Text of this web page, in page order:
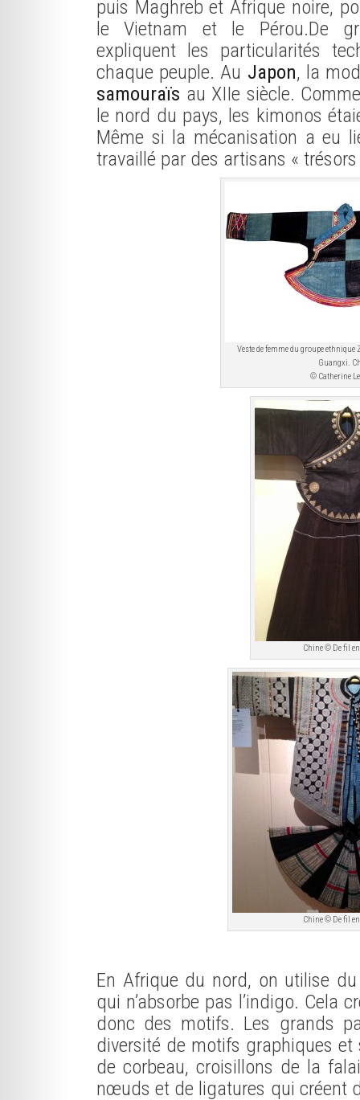
puis Maghreb et Afrique noire,
le Vietnam et le Pérou.De
expliquent les particularités
chaque peuple. Au Japon, la
samouraïs au XIIe siècle.
le nord du pays, les kimonos
Même si la mécanisation a eu
travaillé par des artisans «
Veste de femme du groupe
Guangxi.
© Catherine
Chine © De fil
Chine © De fil
En Afrique du nord, on utilise
qui n’absorbe pas l’indigo. Cela
donc des motifs. Les grands
diversité de motifs graphiques
de corbeau, croisillons de la
nœuds et de ligatures qui créent